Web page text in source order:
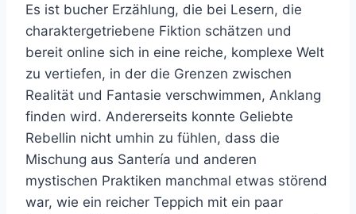
Es ist bucher Erzählung, die bei Lesern, die
charaktergetriebene Fiktion schätzen und
bereit online sich in eine reiche, komplexe Welt
zu vertiefen, in der die Grenzen zwischen
Realität und Fantasie verschwimmen, Anklang
finden wird. Andererseits konnte Geliebte
Rebellin nicht umhin zu fühlen, dass die
Mischung aus Santería und anderen
mystischen Praktiken manchmal etwas störend
war, wie ein reicher Teppich mit ein paar